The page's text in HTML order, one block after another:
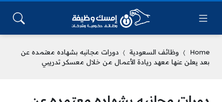
Home وظائف السعودية
دورات مجانيه بشهاده معتمده عن
بعد يعلن عنها معهد ريادة الأعمال من خلال معسكر تدريبي